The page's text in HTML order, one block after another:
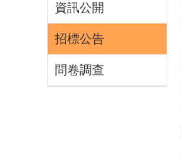
資訊公開
招標公告
問卷調查